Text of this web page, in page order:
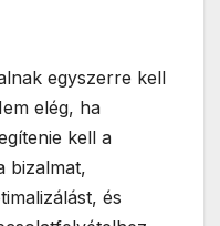
egyszerre kell
elég, ha
kell a
bizalmat,
és